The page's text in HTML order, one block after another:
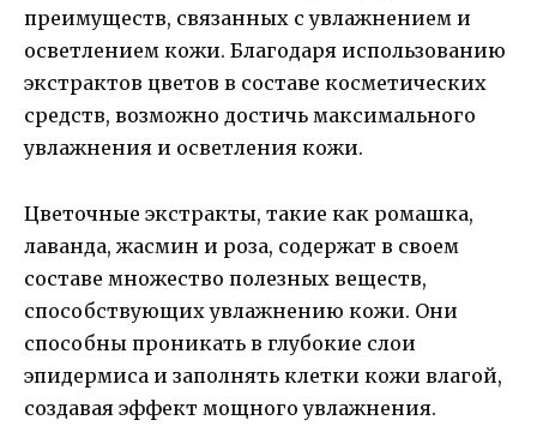
преимуществ, связанных с увлажнением и
осветлением кожи. Благодаря использованию
экстрактов цветов в составе косметических
средств, возможно достичь максимального
увлажнения и осветления кожи.
Цветочные экстракты, такие как ромашка,
лаванда, жасмин и роза, содержат в своем
составе множество полезных веществ,
способствующих увлажнению кожи. Они
способны проникать в глубокие слои
эпидермиса и заполнять клетки кожи влагой,
создавая эффект мощного увлажнения.